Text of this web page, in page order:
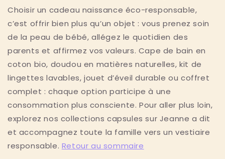
Choisir un cadeau naissance éco-responsable,
c’est offrir bien plus qu’un objet : vous prenez soin
de la peau de bébé, allégez le quotidien des
parents et affirmez vos valeurs. Cape de bain en
coton bio, doudou en matières naturelles, kit de
lingettes lavables, jouet d’éveil durable ou coffret
complet : chaque option participe à une
consommation plus consciente. Pour aller plus loin,
explorez nos collections capsules sur Jeanne a dit
et accompagnez toute la famille vers un vestiaire
responsable. Retour au sommaire